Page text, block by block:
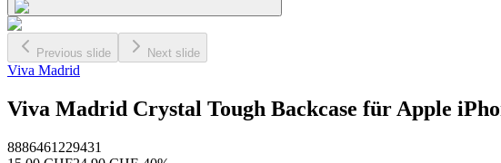
Previous slide Next slide
Viva Madrid
Viva Madrid Crystal Tough Backcase für Apple
8886461229431